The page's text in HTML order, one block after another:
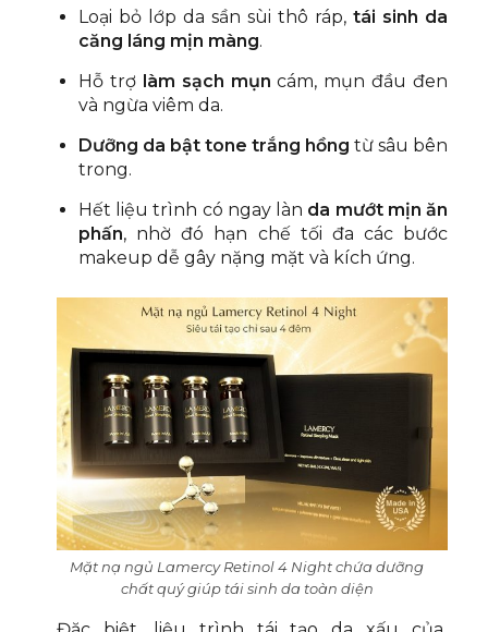
Loại bỏ lớp da sần sùi thô ráp,tái sinh da
căng láng mịn màng.
Hỗ trợ làm sạch mụn cám, mụn đầu đen
và ngừa viêm da.
Dưỡng da bật tone trắng hồng từ sâu bên
trong.
Hết liệu trình có ngay làn da mướt mịn ăn
phấn, nhờ đó hạn chế tối đa các bước
makeup dễ gây nặng mặt và kích ứng.
Mặt nạ ngủ Lamercy Retinol 4 Night chứa dưỡng
chất quý giúp tái sinh da toàn diện